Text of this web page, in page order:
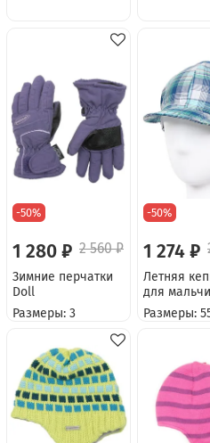
-50%
1 280 ₽ 2 560 ₽
Зимние перчатки
Doll
Размеры: 3
-50%
1 274 ₽
Летняя
для
Размеры: